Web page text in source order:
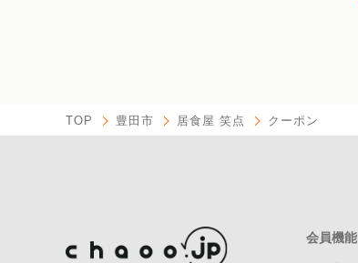
TOP 豊田市 居食屋 笑点 クーポン
会員機能